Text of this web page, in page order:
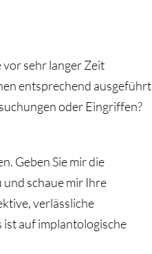
sehr langer Zeit
entsprechend ausgeführt
oder Eingriffen?
Geben Sie mir die
schaue mir Ihre
verlässliche
ist auf implantologische